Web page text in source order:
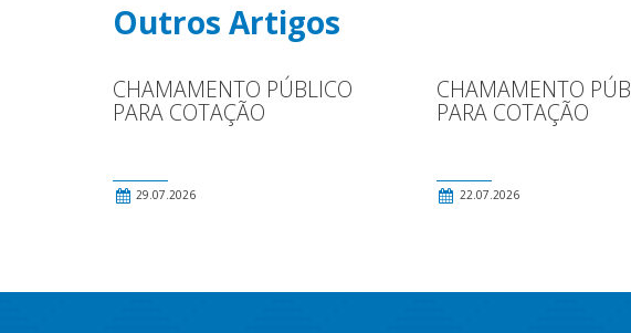
Outros Artigos
CHAMAMENTO PÚBLICO
PARA COTAÇÃO
29.07.2026
CHAMAMENTO
PARA COTAÇÃO
22.07.2026